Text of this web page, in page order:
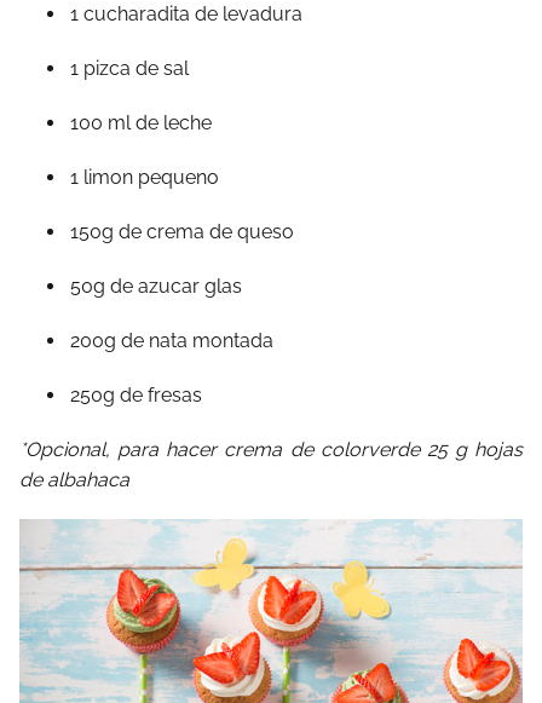
1 cucharadita de levadura
1 pizca de sal
100 ml de leche
1 limon pequeno
150g de crema de queso
50g de azucar glas
200g de nata montada
250g de fresas
*Opcional, para hacer crema de colorverde 25 g hojas
de albahaca